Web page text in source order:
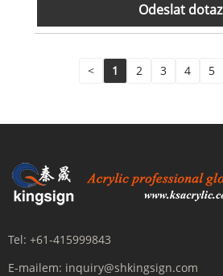
Odeslat dotaz
< 1 2 3 4 5
Tel: +61-415999843
E-mailem: inquiry@shkingsign.com